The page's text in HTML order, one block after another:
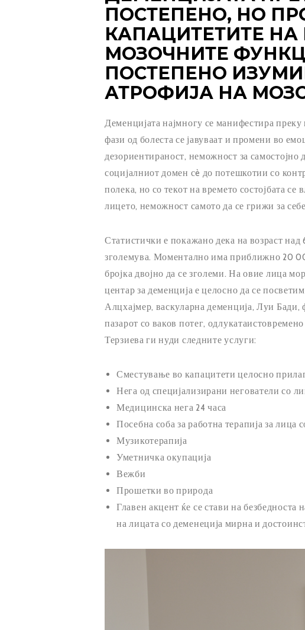
ПОСТЕПЕНО, НО
КАПАЦИТЕТИТЕ
МОЗОЧНИТЕ
ПОСТЕПЕНО
АТРОФИЈА НА
Деменцијата најмногу се манифестира
фази од болеста се јавуваат и промени во
дезориентираност, неможност за
социјалниот домен сè до потешкотии со
полека, но со текот на времето состојбата
лицето, неможност самото да се грижи за
Статистички е покажано дека на возраст
зголемува. Моментално има приближно 20
бројка двојно да се зголеми. На овие лица
центар за деменција е целосно да се
Алцхајмер, васкуларна деменција, Луи
пазарот со ваков потег,
Терзиева ги нуди следните услуги:
Сместување во капацитети целосно
Нега од специјализирани негователи со
Медицинска нега 24 часа
Посебна соба за работна терапија за лица
Музикотерапија
Уметничка окупација
Вежби
Прошетки во природа
Главен акцент ќе се стави на
на лицата со деменеција мирна и